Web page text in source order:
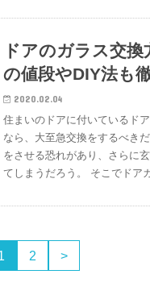
ドアのガラス交
の値段やDIY法も
2020.02.04
住まいのドアに付いているド
なら、大至急交換をするべき
をさせる恐れがあり、さらに
てしまうだろう。 そこでドア
2 >